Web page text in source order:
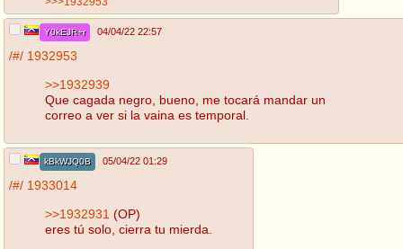
Y0kEJR+r 04/04/22 22:57
/#/ 1932953
>>1932939
Que cagada negro, bueno, me tocará mandar un
correo a ver si la vaina es temporal.
kBkWJQ0B 05/04/22 01:29
/#/ 1933014
>>1932931 (OP)
eres tú solo, cierra tu mierda.